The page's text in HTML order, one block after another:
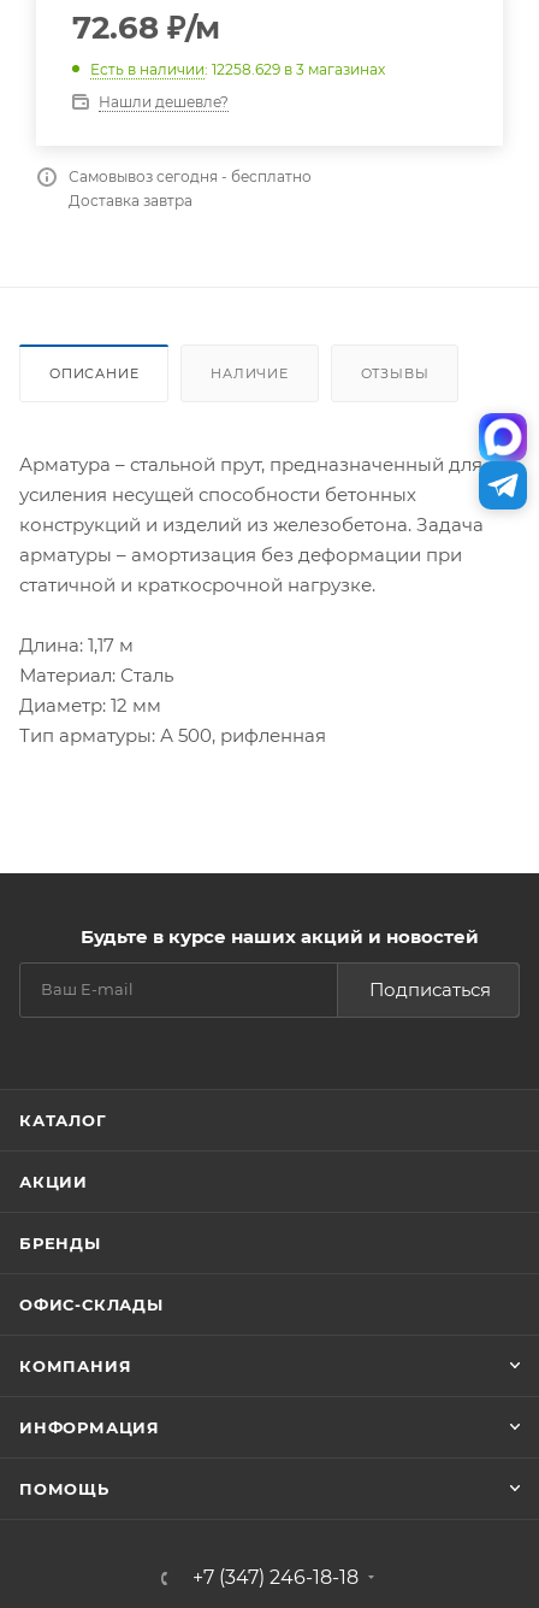
72.68 ₽/м
Есть в наличии: 12258.629 в 3 магазинах
Нашли дешевле?
Самовывоз сегодня - бесплатно
Доставка завтра
ОПИСАНИЕ НАЛИЧИЕ ОТЗЫВЫ
Арматура – стальной прут, предназначенный для
усиления несущей способности бетонных
конструкций и изделий из железобетона. Задача
арматуры – амортизация без деформации при
статичной и краткосрочной нагрузке.
Длина: 1,17 м
Материал: Сталь
Диаметр: 12 мм
Тип арматуры: А 500, рифленная
Будьте в курсе наших акций и новостей
Подписаться
КАТАЛОГ
АКЦИИ
БРЕНДЫ
ОФИС-СКЛАДЫ
КОМПАНИЯ
ИНФОРМАЦИЯ
ПОМОЩЬ
+7 (347) 246-18-18